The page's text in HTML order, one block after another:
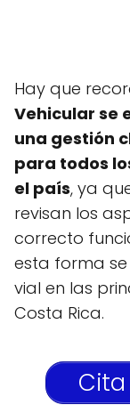
Hay que
Vehicular se
una gestión
para todos
el país, ya
revisan los
correcto
esta forma
vial en las
Costa Rica.